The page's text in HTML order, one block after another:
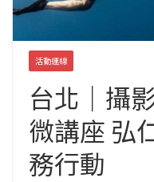
活動連線
台北｜攝
微講座 弘
務行動